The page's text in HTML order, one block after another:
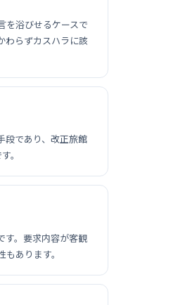
を浴びせるケースで
わらずカスハラに該
段であり、改正旅館
。
す。要求内容が客観
あります。